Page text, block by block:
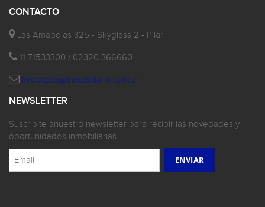
CONTACTO
Las Amapolas 325 - Skyglass 2 - Pilar
11 71533300 / 02320 366660
info@groupinmobiliario.com.ar
NEWSLETTER
Suscribite anuestro newsletter para recibir las novedades y
oportunidades inmobiliarias.